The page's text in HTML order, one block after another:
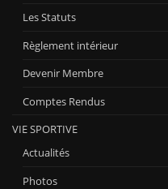
Les Statuts
Règlement intérieur
Devenir Membre
Comptes Rendus
VIE SPORTIVE
Actualités
Photos